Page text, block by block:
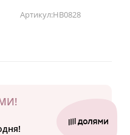
Артикул:HB0828